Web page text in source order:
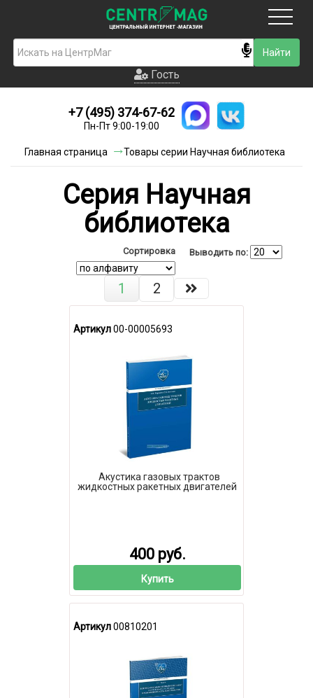
Гость
Новинки
Условия доставки
Контакты
Гость
+7 (495) 374-67-62
Пн-Пт 9:00-19:00
Главная страница Товары серии Научная библиотека
Cерия Научная
библиотека
Сортировка Выводить по:
1 2
Артикул00-00005693
Акустика газовых трактов
жидкостных ракетных двигателей
400 руб.
Купить
Артикул00810201